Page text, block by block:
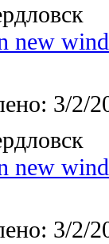
3/2/
3/2/